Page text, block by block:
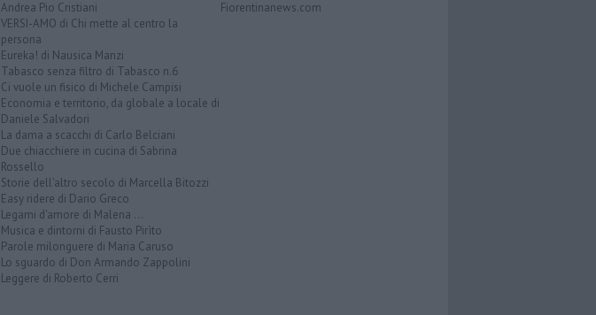
Andrea Pio Cristiani
VERSI-AMO di Chi mette al centro la
persona
Eureka! di Nausica Manzi
Tabasco senza filtro di Tabasco n.6
Ci vuole un fisico di Michele Campisi
Economia e territorio, da globale a locale di
Daniele Salvadori
La dama a scacchi di Carlo Belciani
Due chiacchiere in cucina di Sabrina
Rossello
Storie dell'altro secolo di Marcella Bitozzi
Easy ridere di Dario Greco
Legami d'amore di Malena ...
Musica e dintorni di Fausto Pirìto
Parole milonguere di Maria Caruso
Lo sguardo di Don Armando Zappolini
Leggere di Roberto Cerri
Fiorentinanews.com